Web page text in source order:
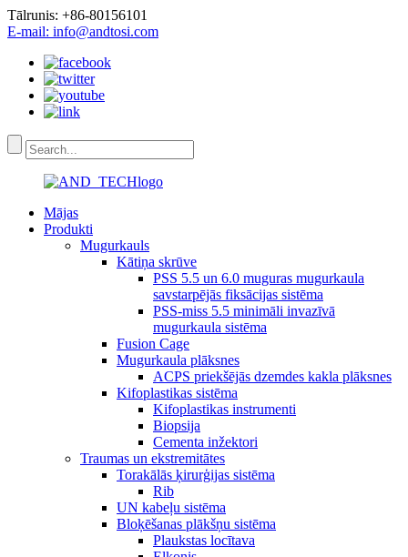
Tālrunis: +86-80156101
E-mail: info@andtosi.com
Mājas
Produkti
Mugurkauls
Kātiņa skrūve
PSS 5.5 un 6.0 muguras mugurkaula
savstarpējās fiksācijas sistēma
PSS-miss 5.5 minimāli invazīvā
mugurkaula sistēma
Fusion Cage
Mugurkaula plāksnes
ACPS priekšējās dzemdes kakla plāksnes
Kifoplastikas sistēma
Kifoplastikas instrumenti
Biopsija
Cementa inžektori
Traumas un ekstremitātes
Torakālās ķirurģijas sistēma
Rib
UN kabeļu sistēma
Bloķēšanas plākšņu sistēma
Plaukstas locītava